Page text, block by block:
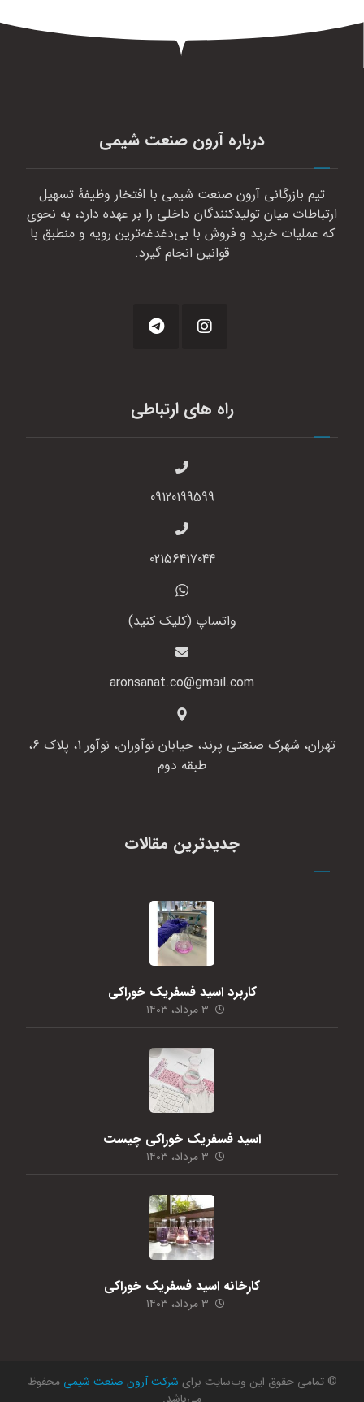
درباره آرون صنعت شیمی
تیم بازرگانی آرون صنعت شیمی با افتخار وظیفهٔ تسهیل
ارتباطات میان تولیدکنندگان داخلی را بر عهده دارد، به نحوی
که عملیات خرید و فروش با بی‌دغدغه‌ترین رویه و منطبق با
قوانین انجام گیرد.
راه های ارتباطی
09120199599
02156417044
واتساپ (کلیک کنید)
aronsanat.co@gmail.com
تهران، شهرک صنعتی پرند، خیابان نوآوران، نوآور 1، پلاک 6،
طبقه دوم
جدیدترین مقالات
کاربرد اسید فسفریک خوراکی
۳ مرداد، ۱۴۰۳
اسید فسفریک خوراکی چیست
۳ مرداد، ۱۴۰۳
کارخانه اسید فسفریک خوراکی
۳ مرداد، ۱۴۰۳
© تمامی حقوق این وب‌سایت برای شرکت آرون صنعت شیمی محفوظ